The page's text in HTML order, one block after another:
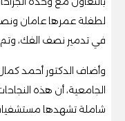
لطفلة عمرها عامان
في تدمير نصف الفك، وتم
وأضاف الدكتور أحمد
الجامعية، أن هذه
شاملة تشهدها